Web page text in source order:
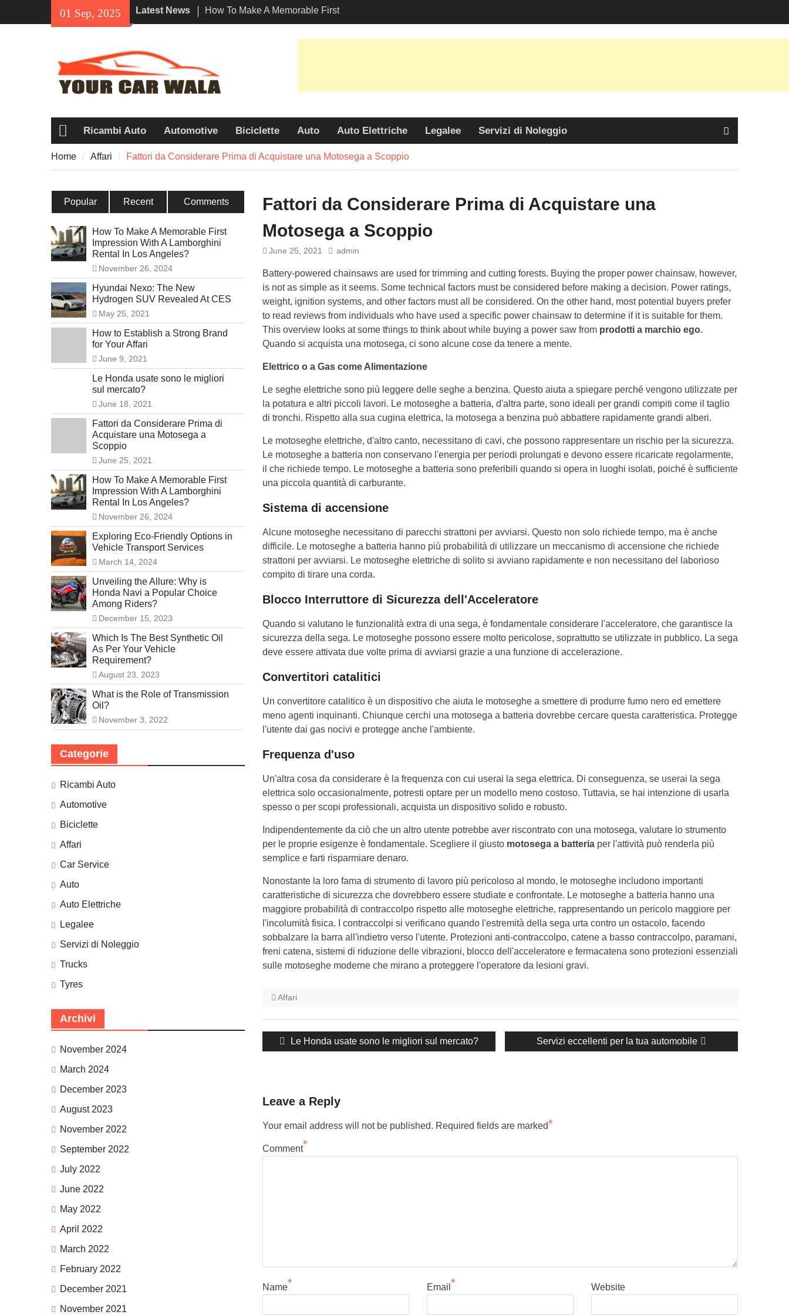
01 Sep, 2025 Latest News
How To Make A Memorable First
Impression With A Lamborghini
Rental In Los Angeles?
Vehicle Transport Services
Unveiling the Allure: Why is Honda
Navi a Popular Choice Among
HomeRicambi Auto Automotive Biciclette Auto Auto Elettriche Legalee Servizi di Noleggio
Home Affari Fattori da Considerare Prima di Acquistare una Motosega a Scoppio
Fattori da Considerare Prima di Acquistare una
Motosega a Scoppio
June 25, 2021 admin
Battery-powered chainsaws are used for trimming and cutting forests. Buying the proper power chainsaw, however,
is not as simple as it seems. Some technical factors must be considered before making a decision. Power ratings,
weight, ignition systems, and other factors must all be considered. On the other hand, most potential buyers prefer
to read reviews from individuals who have used a specific power chainsaw to determine if it is suitable for them.
This overview looks at some things to think about while buying a power saw from prodotti a marchio ego.
Quando si acquista una motosega, ci sono alcune cose da tenere a mente.
Elettrico o a Gas come Alimentazione
Le seghe elettriche sono più leggere delle seghe a benzina. Questo aiuta a spiegare perché vengono utilizzate per
la potatura e altri piccoli lavori. Le motoseghe a batteria, d'altra parte, sono ideali per grandi compiti come il taglio
di tronchi. Rispetto alla sua cugina elettrica, la motosega a benzina può abbattere rapidamente grandi alberi.
Le motoseghe elettriche, d'altro canto, necessitano di cavi, che possono rappresentare un rischio per la sicurezza.
Le motoseghe a batteria non conservano l'energia per periodi prolungati e devono essere ricaricate regolarmente,
il che richiede tempo. Le motoseghe a batteria sono preferibili quando si opera in luoghi isolati, poiché è sufficiente
una piccola quantità di carburante.
Sistema di accensione
Alcune motoseghe necessitano di parecchi strattoni per avviarsi. Questo non solo richiede tempo, ma è anche
difficile. Le motoseghe a batteria hanno più probabilità di utilizzare un meccanismo di accensione che richiede
strattoni per avviarsi. Le motoseghe elettriche di solito si avviano rapidamente e non necessitano del laborioso
compito di tirare una corda.
Blocco Interruttore di Sicurezza dell'Acceleratore
Quando si valutano le funzionalità extra di una sega, è fondamentale considerare l'acceleratore, che garantisce la
sicurezza della sega. Le motoseghe possono essere molto pericolose, soprattutto se utilizzate in pubblico. La sega
deve essere attivata due volte prima di avviarsi grazie a una funzione di accelerazione.
Convertitori catalitici
Un convertitore catalitico è un dispositivo che aiuta le motoseghe a smettere di produrre fumo nero ed emettere
meno agenti inquinanti. Chiunque cerchi una motosega a batteria dovrebbe cercare questa caratteristica. Protegge
l'utente dai gas nocivi e protegge anche l'ambiente.
Frequenza d'uso
Un'altra cosa da considerare è la frequenza con cui userai la sega elettrica. Di conseguenza, se userai la sega
elettrica solo occasionalmente, potresti optare per un modello meno costoso. Tuttavia, se hai intenzione di usarla
spesso o per scopi professionali, acquista un dispositivo solido e robusto.
Indipendentemente da ciò che un altro utente potrebbe aver riscontrato con una motosega, valutare lo strumento
per le proprie esigenze è fondamentale. Scegliere il giusto motosega a batteria per l'attività può renderla più
semplice e farti risparmiare denaro.
Nonostante la loro fama di strumento di lavoro più pericoloso al mondo, le motoseghe includono importanti
caratteristiche di sicurezza che dovrebbero essere studiate e confrontate. Le motoseghe a batteria hanno una
maggiore probabilità di contraccolpo rispetto alle motoseghe elettriche, rappresentando un pericolo maggiore per
l'incolumità fisica. I contraccolpi si verificano quando l'estremità della sega urta contro un ostacolo, facendo
sobbalzare la barra all'indietro verso l'utente. Protezioni anti-contraccolpo, catene a basso contraccolpo, paramani,
freni catena, sistemi di riduzione delle vibrazioni, blocco dell'acceleratore e fermacatena sono protezioni essenziali
sulle motoseghe moderne che mirano a proteggere l'operatore da lesioni gravi.
Affari
Navigazione
articoli
Post
Le Honda usate sono le migliori sul mercato?
Post
Servizi eccellenti per la tua automobile
Leave a Reply
Your email address will not be published. Required fields are marked*
Comment*
Name* Email * Website
Popular Recent Comments
How To Make A Memorable First
Impression With A Lamborghini
Rental In Los Angeles?
November 26, 2024
Hyundai Nexo: The New
Hydrogen SUV Revealed At CES
May 25, 2021
How to Establish a Strong Brand
for Your Affari
June 9, 2021
Le Honda usate sono le migliori
sul mercato?
June 18, 2021
Fattori da Considerare Prima di
Acquistare una Motosega a
Scoppio
June 25, 2021
How To Make A Memorable First
Impression With A Lamborghini
Rental In Los Angeles?
November 26, 2024
Exploring Eco-Friendly Options in
Vehicle Transport Services
March 14, 2024
Unveiling the Allure: Why is
Honda Navi a Popular Choice
Among Riders?
December 15, 2023
Which Is The Best Synthetic Oil
As Per Your Vehicle
Requirement?
August 23, 2023
What is the Role of Transmission
Oil?
November 3, 2022
Categorie
Ricambi Auto
Automotive
Biciclette
Affari
Car Service
Auto
Auto Elettriche
Legalee
Servizi di Noleggio
Trucks
Tyres
Archivi
November 2024
March 2024
December 2023
August 2023
November 2022
September 2022
July 2022
June 2022
May 2022
April 2022
March 2022
February 2022
December 2021
November 2021